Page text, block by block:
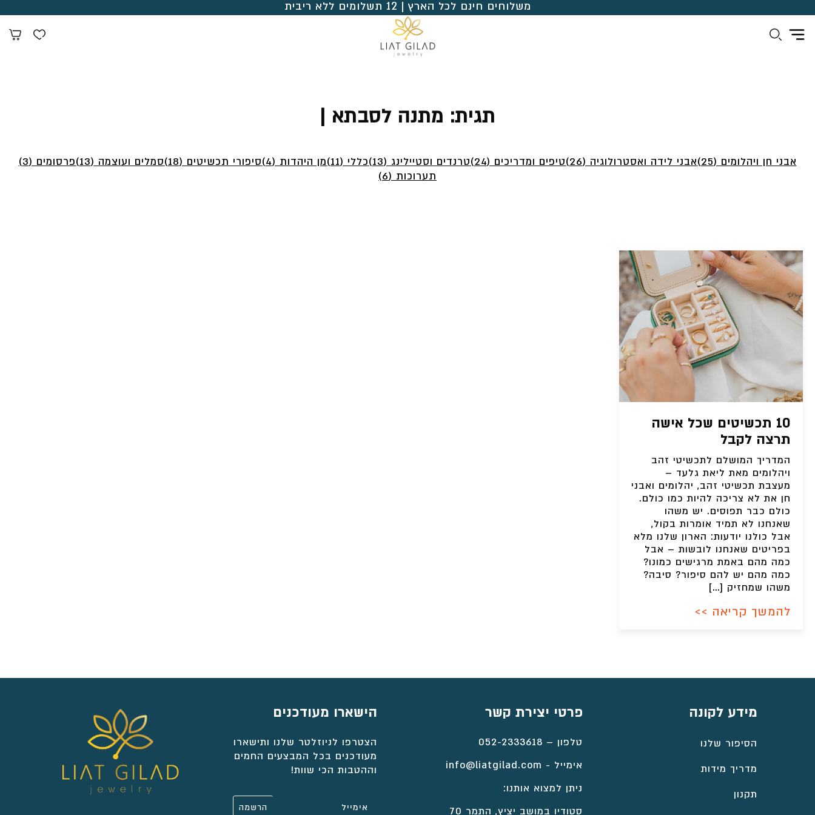
משלוחים חינם לכל הארץ | 12 תשלומים ללא ריבית
תגית: מתנה לסבתא |
אבני חן ויהלומים (25) אבני לידה ואסטרולוגיה (26) טיפים ומדריכים (24) טרנדים וסטיילינג (13) כללי (11) מן היהדות (4) סיפורי תכשיטים (18) סמלים ועוצמה (13)
פרסומים (3)
תערוכות (6)
10 תכשיטים שכל אישה
תרצה לקבל
המדריך המושלם לתכשיטי זהב
ויהלומים מאת ליאת גלעד –
מעצבת תכשיטי זהב, יהלומים ואבני
חן את לא צריכה להיות כמו כולם.
כולם כבר תפוסים. יש משהו
שאנחנו לא תמיד אומרות בקול,
אבל כולנו יודעות: הארון שלנו מלא
בפריטים שאנחנו לובשות – אבל
כמה מהם באמת מרגישים כמונו?
כמה מהם יש להם סיפור? סיבה?
משהו שמחזיק […]
להמשך קריאה >>
מידע לקונה
הסיפור שלנו
מדריך מידות
תקנון
פרטי יצירת קשר
טלפון – 052-2333618
אימייל - info@liatgilad.com
ניתן למצוא אותנו:
סטודיו במושב יציץ, התמר 70
הישארו מעודכנים
הצטרפו לניוזלטר שלנו ותישארו
מעודכנים בכל המבצעים החמים
וההטבות הכי שוות!